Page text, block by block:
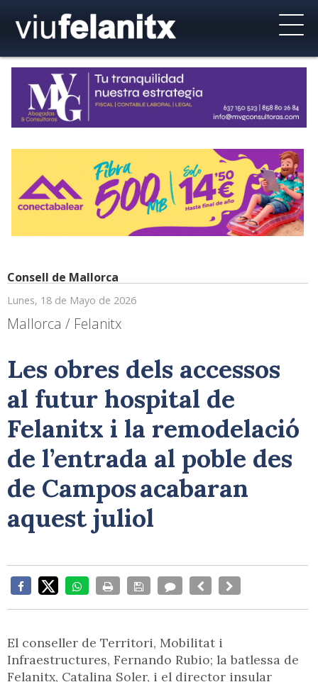
Consell de Mallorca
Lunes, 18 de Mayo de 2026
Mallorca / Felanitx
Les obres dels accessos
al futur hospital de
Felanitx i la remodelació
de l’entrada al poble des
de Campos acabaran
aquest juliol
El conseller de Territori, Mobilitat i
Infraestructures, Fernando Rubio; la batlessa de
Felanitx, Catalina Soler, i el director insular